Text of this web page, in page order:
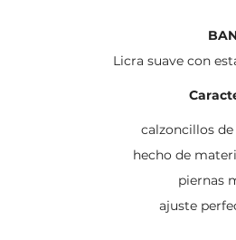
Licra suave con
calzoncillos
hecho de
piernas
ajuste